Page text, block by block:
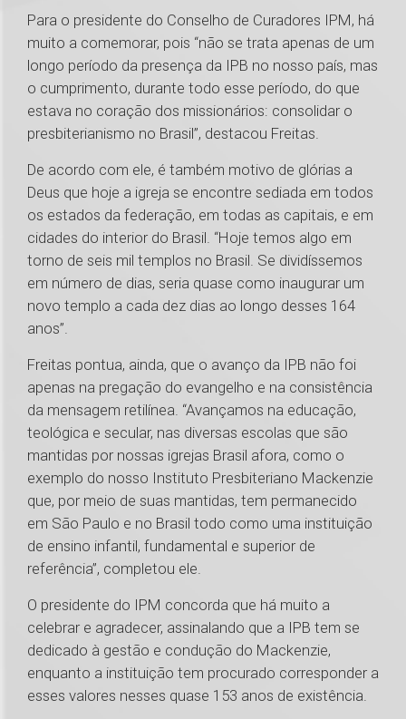
Para o presidente do Conselho de Curadores IPM, há
muito a comemorar, pois “não se trata apenas de um
longo período da presença da IPB no nosso país, mas
o cumprimento, durante todo esse período, do que
estava no coração dos missionários: consolidar o
presbiterianismo no Brasil”, destacou Freitas.
De acordo com ele, é também motivo de glórias a
Deus que hoje a igreja se encontre sediada em todos
os estados da federação, em todas as capitais, e em
cidades do interior do Brasil. “Hoje temos algo em
torno de seis mil templos no Brasil. Se dividíssemos
em número de dias, seria quase como inaugurar um
novo templo a cada dez dias ao longo desses 164
anos”.
Freitas pontua, ainda, que o avanço da IPB não foi
apenas na pregação do evangelho e na consistência
da mensagem retilínea. “Avançamos na educação,
teológica e secular, nas diversas escolas que são
mantidas por nossas igrejas Brasil afora, como o
exemplo do nosso Instituto Presbiteriano Mackenzie
que, por meio de suas mantidas, tem permanecido
em São Paulo e no Brasil todo como uma instituição
de ensino infantil, fundamental e superior de
referência”, completou ele.
O presidente do IPM concorda que há muito a
celebrar e agradecer, assinalando que a IPB tem se
dedicado à gestão e condução do Mackenzie,
enquanto a instituição tem procurado corresponder a
esses valores nesses quase 153 anos de existência.